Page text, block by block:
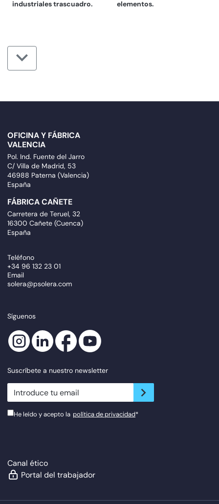
industriales trascuadro.
elementos.
OFICINA Y FÁBRICA
VALENCIA
Pol. Ind. Fuente del Jarro
C/ Villa de Madrid, 53
46988 Paterna (Valencia)
España
FÁBRICA CAÑETE
Carretera de Teruel, 32
16300 Cañete (Cuenca)
España
Teléfono
+34 96 132 23 01
Email
solera@psolera.com
Síguenos
Suscríbete a nuestro newsletter
newsletter.suscribe
He leído y acepto la política de privacidad*
Canal ético
Portal del trabajador